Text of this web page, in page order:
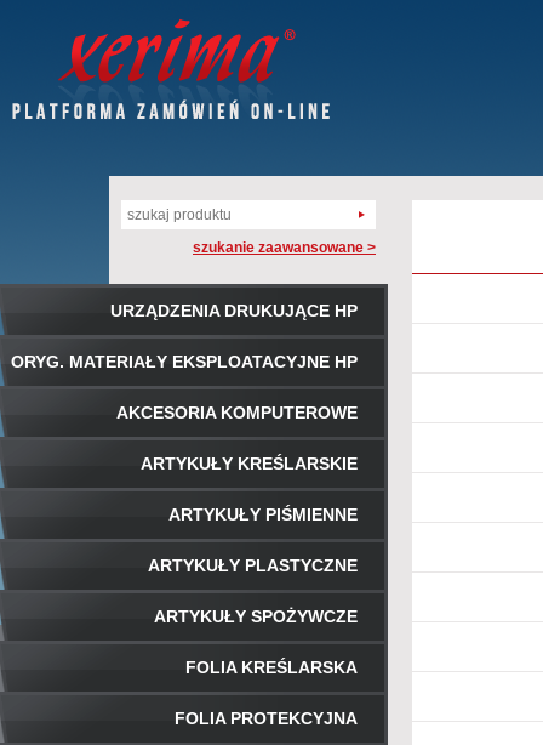
szukanie zaawansowane >
URZĄDZENIA DRUKUJĄCE HP
ORYG. MATERIAŁY EKSPLOATACYJNE HP
AKCESORIA KOMPUTEROWE
ARTYKUŁY KREŚLARSKIE
ARTYKUŁY PIŚMIENNE
ARTYKUŁY PLASTYCZNE
ARTYKUŁY SPOŻYWCZE
FOLIA KREŚLARSKA
FOLIA PROTEKCYJNA